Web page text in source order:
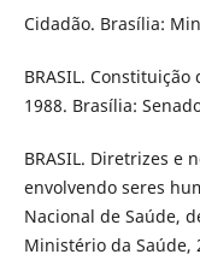
Cidadão. Brasília:
BRASIL.
1988. Brasília:
BRASIL. Diretrizes e
envolvendo seres
Nacional de Saúde,
Ministério da Saúde,